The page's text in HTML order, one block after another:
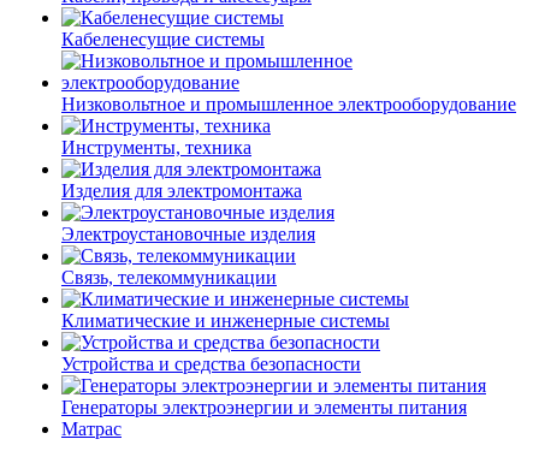
Кабеленесущие системы
Низковольтное и промышленное электрооборудование
Инструменты, техника
Изделия для электромонтажа
Электроустановочные изделия
Связь, телекоммуникации
Климатические и инженерные системы
Устройства и средства безопасности
Генераторы электроэнергии и элементы питания
Матрас